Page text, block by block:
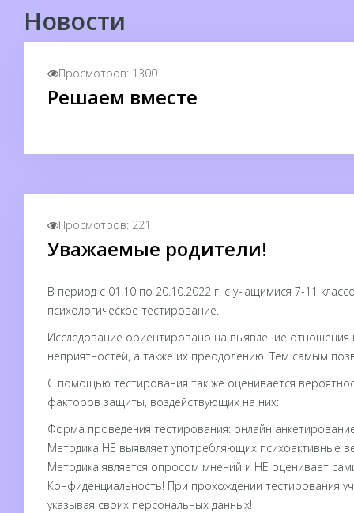
Новости
Просмотров: 1300
Решаем вместе
Просмотров: 221
Уважаемые родители!
В период с 01.10 по 20.10.2022 г. с учащимися 7-11
психологическое тестирование.
Исследование ориентировано на выявление
неприятностей, а также их преодолению. Тем самым
С помощью тестирования так же оценивается
факторов защиты, воздействующих на них:
Форма проведения тестирования: онлайн
Методика НЕ выявляет употребляющих психоактивные
Методика является опросом мнений и НЕ оценивает
Конфиденциальность! При прохождении тестирования
указывая своих персональных данных!